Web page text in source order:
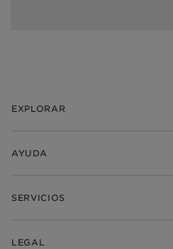
EXPLORAR
Aretes
Colecciones
AYUDA
SERVICIOS
LEGAL